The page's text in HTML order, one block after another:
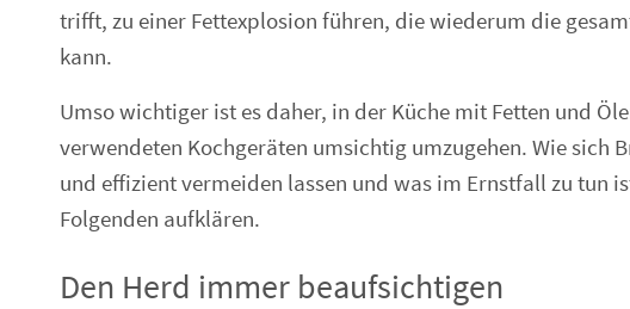
trifft, zu einer Fettexplosion führen, die wiederum die
kann.
Umso wichtiger ist es daher, in der Küche mit Fetten und
verwendeten Kochgeräten umsichtig umzugehen. Wie sich
und effizient vermeiden lassen und was im Ernstfall zu tun
Folgenden aufklären.
Den Herd immer beaufsichtigen